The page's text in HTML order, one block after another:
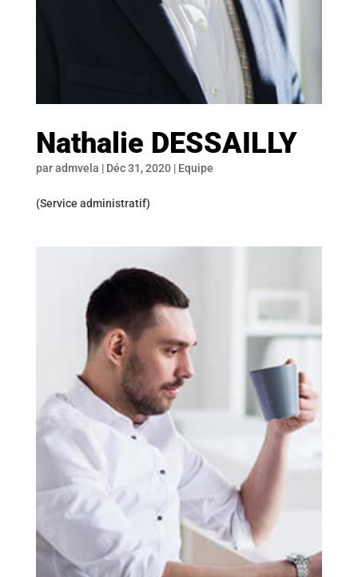
Nathalie DESSAILLY
paradmvela | Déc 31, 2020| Equipe
(Service administratif)